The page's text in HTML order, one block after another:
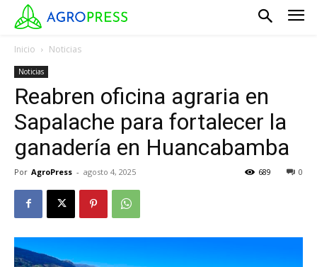
Inicio Noticias
Noticias
Reabren oficina agraria en
Sapalache para fortalecer la
ganadería en Huancabamba
Por AgroPress - agosto 4, 2025 0
689